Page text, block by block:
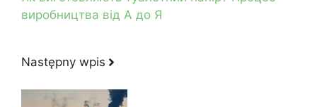
виробництва від А до Я
Następny wpis